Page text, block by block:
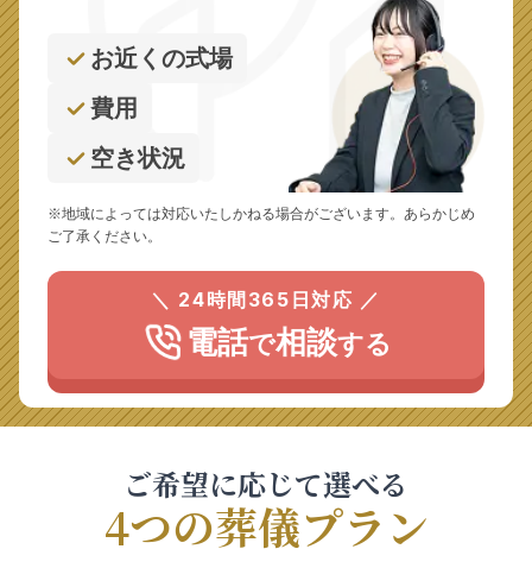
お近くの式場
費用
空き状況
※地域によっては対応いたしかねる場合がございます。あらかじめ
ご了承ください。
＼ 24時間365日対応 ／
電話で相談する
ご希望に応じて選べる
4つの葬儀プラン